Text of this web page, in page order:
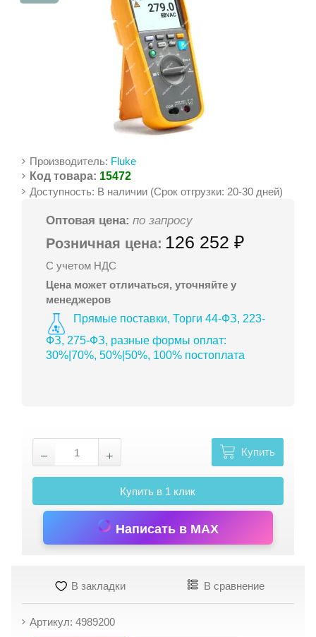
Производитель: Fluke
Код товара: 15472
Доступность: В наличии (Срок отгрузки: 20-30 дней)
Оптовая цена: по запросу
Розничная цена: 126 252 ₽
С учетом НДС
Цена может отличаться, уточняйте у
менеджеров
Прямые поставки, Торги 44-ФЗ, 223-
ФЗ, 275-ФЗ, разные формы оплат:
30%|70%, 50%|50%, 100% постоплата
Купить
Купить в 1 клик
Написать в MAX
В закладки В сравнение
Артикул: 4989200